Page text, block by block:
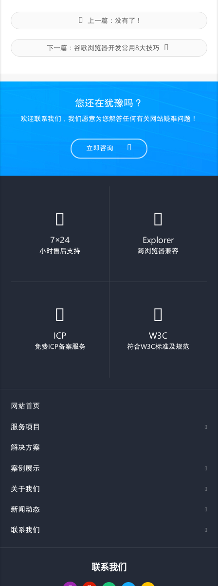
上一篇： 没有了！
下一篇： 谷歌浏览器开发常用8大技巧
您还在犹豫吗？
欢迎联系我们，我们愿意为您解答任何有关网站疑难问题！
立即咨询
7×24
小时售后支持
Explorer
跨浏览器兼容
ICP
免费ICP备案服务
W3C
符合W3C标准及规范
网站首页
服务项目
解决方案
案例展示
关于我们
新闻动态
联系我们
联系我们